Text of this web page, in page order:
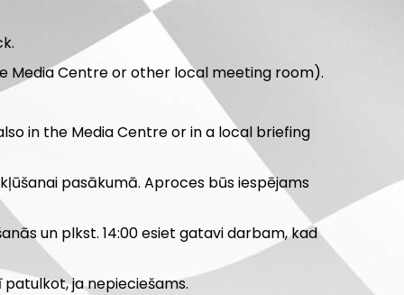
Media Centre or other local meeting room).
in the Media Centre or in a local briefing
pasākumā. Aproces būs iespējams
un plkst. 14:00 esiet gatavi darbam, kad
patulkot, ja nepieciešams.